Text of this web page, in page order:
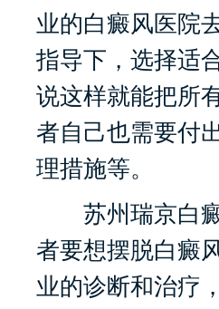
业的白癜风医院
指导下，选择适
说这样就能把所
者自己也需要付
理措施等。
苏州瑞京白癜
者要想摆脱白癜
业的诊断和治疗